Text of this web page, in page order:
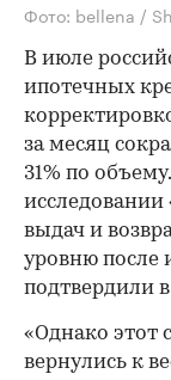
Фото: bellena /
В июле
ипотечных
за месяц
31% по
выдач и
уровню после
подтвердили
«Однако этот
вернулись к